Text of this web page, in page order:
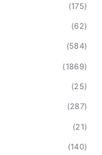
(175)
(62)
(584)
(1869)
(25)
(287)
(21)
(140)